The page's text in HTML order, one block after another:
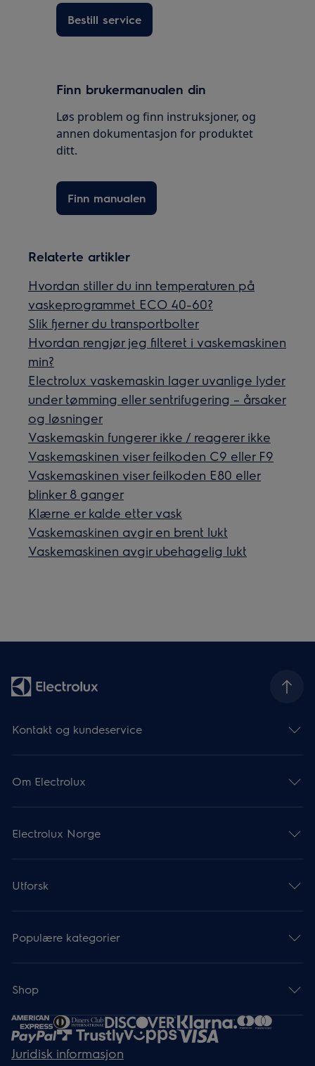
Bestill service
Finn brukermanualen din
Løs problem og finn instruksjoner, og
annen dokumentasjon for produktet
ditt.
Finn manualen
Relaterte artikler
Hvordan stiller du inn temperaturen på
vaskeprogrammet ECO 40-60?
Slik fjerner du transportbolter
Hvordan rengjør jeg filteret i vaskemaskinen
min?
Electrolux vaskemaskin lager uvanlige lyder
under tømming eller sentrifugering – årsaker
og løsninger
Vaskemaskin fungerer ikke / reagerer ikke
Vaskemaskinen viser feilkoden C9 eller F9
Vaskemaskinen viser feilkoden E80 eller
blinker 8 ganger
Klærne er kalde etter vask
Vaskemaskinen avgir en brent lukt
Vaskemaskinen avgir ubehagelig lukt
Kontakt og kundeservice
Om Electrolux
Electrolux Norge
Utforsk
Populære kategorier
Shop
Juridisk informasjon